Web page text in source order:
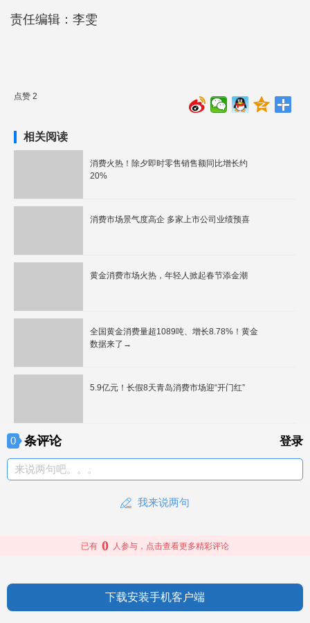
责任编辑：李雯
点赞 2
相关阅读
消费火热！除夕即时零售销售额同比增长约
20%
消费市场景气度高企 多家上市公司业绩预喜
黄金消费市场火热，年轻人掀起春节添金潮
全国黄金消费量超1089吨、增长8.78%！黄金
数据来了→
5.9亿元！长假8天青岛消费市场迎“开门红”
0 条评论 登录
来说两句吧。。。
我来说两句
已有 0 人参与，点击查看更多精彩评论
下载安装手机客户端